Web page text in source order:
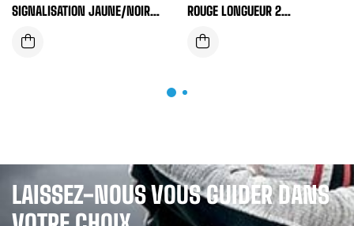
SIGNALISATION JAUNE/NOIR
ROUGE LONGUEUR 2
REFLECTIVE
LAISSEZ-NOUS VOUS GUIDER DANS